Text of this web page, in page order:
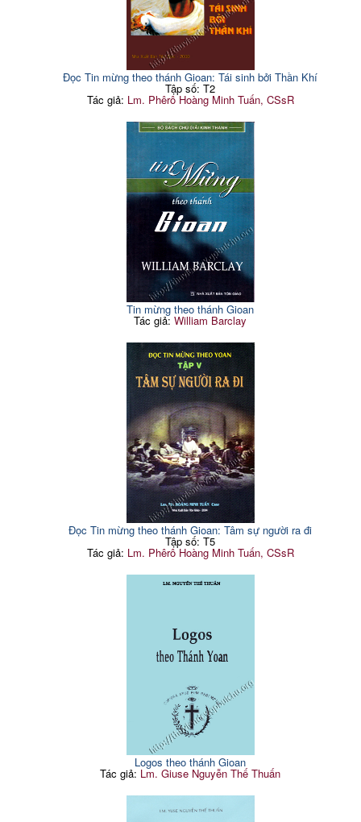
Đọc Tin mừng theo thánh Gioan: Tái sinh bởi Thần Khí
Tập số: T2
Tác giả: Lm. Phêrô Hoàng Minh Tuấn, CSsR
Tin mừng theo thánh Gioan
Tác giả:William Barclay
Đọc Tin mừng theo thánh Gioan: Tâm sự người ra đi
Tập số: T5
Tác giả: Lm. Phêrô Hoàng Minh Tuấn, CSsR
Logos theo thánh Gioan
Tác giả: Lm. Giuse Nguyễn Thế Thuấn